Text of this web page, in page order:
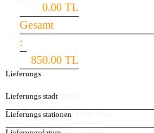
0.00 TL
Gesamt
:
850.00 TL
Lieferungs
Lieferungs stadt
Lieferungs stationen